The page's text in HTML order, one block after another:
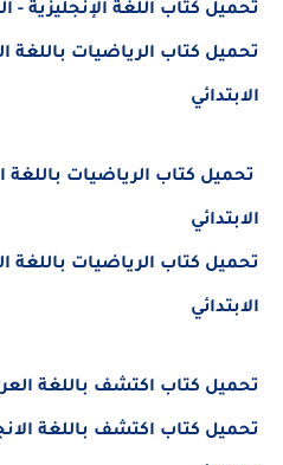
تحميل كتاب اللغة الإنجليزية -
تحميل كتاب الرياضيات باللغة
الابتدائي
تحميل كتاب الرياضيات باللغة
الابتدائي
تحميل كتاب الرياضيات باللغة
الابتدائي
تحميل كتاب اكتشف باللغة
تحميل كتاب اكتشف باللغة